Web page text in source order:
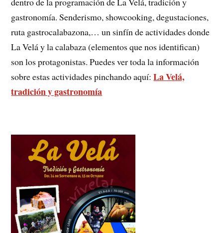
gastronomía. Senderismo, showcooking, degustaciones,
ruta gastrocalabazona,… un sinfín de actividades donde
La Velá y la calabaza (elementos que nos identifican)
son los protagonistas. Puedes ver toda la información
sobre estas actividades pinchando aquí:La Velá,
tradición y gastronomía